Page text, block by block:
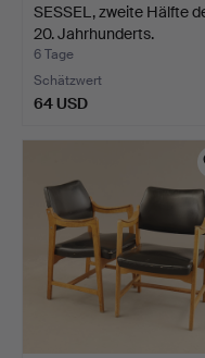
SESSEL, zweite Hälfte
20. Jahrhunderts.
6 Tage
Schätzwert
64 USD